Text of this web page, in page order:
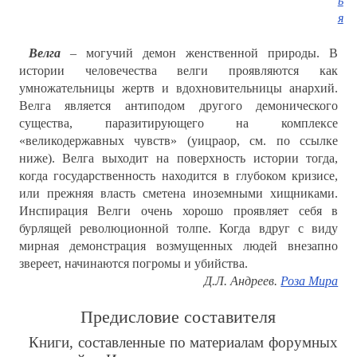
я
Велга– могучий демон женственной природы. В
истории человечества велги проявляются как
умножательницы жертв и вдохновительницы анархий.
Велга является антиподом другого демонического
существа, паразитирующего на комплексе
«великодержавных чувств» (уицраор, см. по ссылке
ниже). Велга выходит на поверхность истории тогда,
когда государственность находится в глубоком кризисе,
или прежняя власть сметена иноземными хищниками.
Инспирация Велги очень хорошо проявляет себя в
бурлящей революционной толпе. Когда вдруг с виду
мирная демонстрация возмущенных людей внезапно
звереет, начинаются погромы и убийства.
Д.Л. Андреев. Роза Мира
Предисловие составителя
Книги, составленные по материалам форумных